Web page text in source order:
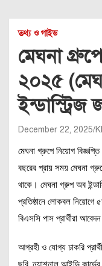
তথ্য ও গাইড
মেঘনা
২০২৫
ইন্ডাস্ট্রিজ
December 22, 2025
মেঘনা গ্রুপে নিয়োগ
বছরের প্রায় সময় মেঘনা
থাকে। মেঘনা গ্রুপ অব
প্রতিষ্ঠানে লোকবল
বিএসসি পাস প্রার্থীরা
আগ্রহী ও যোগ্য চাকরি